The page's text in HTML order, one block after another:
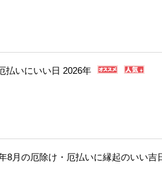
払いにいい日 2026年
8月の厄除け・厄払いに縁起のいい吉